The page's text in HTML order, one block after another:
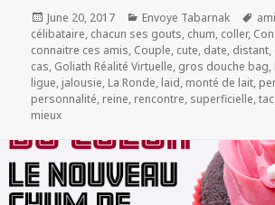
Posted
on
June 20, 2017 Categories
Envoye Tabarnak
célibataire, chacun ses gouts, chum, coller,
connaitre ces amis, Couple, cute, date, distant,
cas, Goliath Réalité Virtuelle, gros douche bag,
ligue, jalousie, La Ronde, laid, monté de lait,
personnalité, reine, rencontre, superficielle,tac
mieux